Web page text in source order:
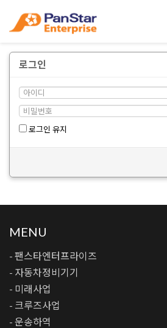
로그인
로그인 유지
MENU
- 팬스타엔터프라이즈
- 자동차정비기기
- 미래사업
- 크루즈사업
- 운송하역